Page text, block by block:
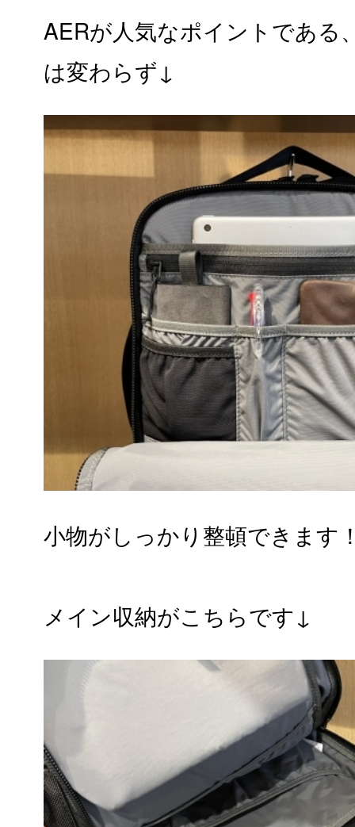
AERが人気なポイントである
は変わらず↓
小物がしっかり整頓できます
メイン収納がこちらです↓